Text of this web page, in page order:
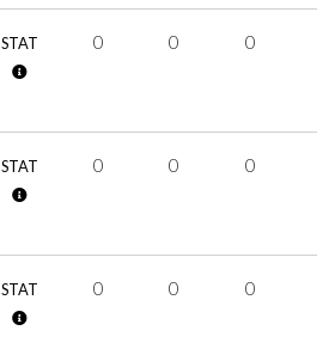
STAT 0 0 0
STAT 0 0 0
STAT 0 0 0